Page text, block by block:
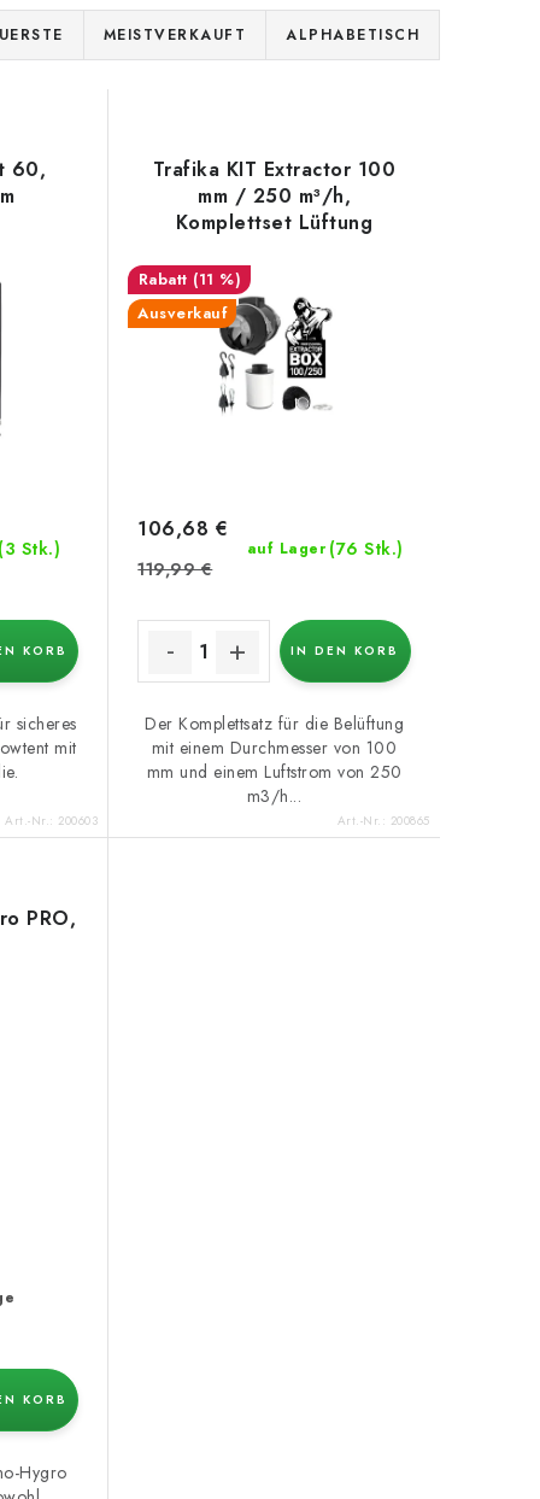
MEISTVERKAUFT ALPHABETISCH
60,
(3 Stk.)
KORB
sicheres
mit
Art.-Nr.: 200603
Trafika KIT Extractor 100
mm / 250 m³/h,
Komplettset Lüftung
(11 %)
Ausverkauf
auf Lager (76 Stk.)
106,68 €
119,99 €
IN DEN KORB
Der Komplettsatz für die Belüftung
mit einem Durchmesser von 100
mm und einem Luftstrom von 250
m3/h...
Art.-Nr.: 200865
PRO,
KORB
Hygro